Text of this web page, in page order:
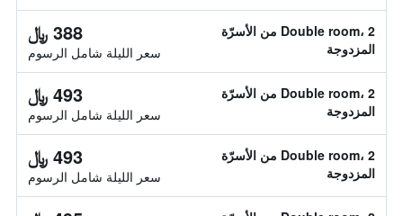
Double room، 2 من الأسرّة
المزدوجة
388 ﷼
سعر الليلة شامل الرسوم
Double room، 2 من الأسرّة
المزدوجة
493 ﷼
سعر الليلة شامل الرسوم
Double room، 2 من الأسرّة
المزدوجة
493 ﷼
سعر الليلة شامل الرسوم